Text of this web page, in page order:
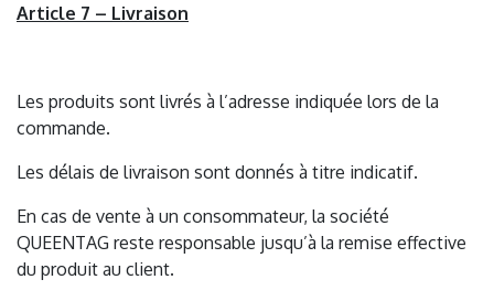
Article 7 – Livraison
Les produits sont livrés à l’adresse indiquée lors de la
commande.
Les délais de livraison sont donnés à titre indicatif.
En cas de vente à un consommateur, la société
QUEENTAG reste responsable jusqu’à la remise effective
du produit au client.